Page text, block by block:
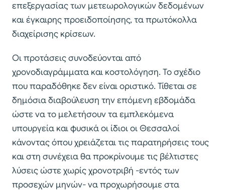
επεξεργασίας των μετεωρολογικών δεδομένων
και έγκαιρης προειδοποίησης, τα πρωτόκολλα
διαχείρισης κρίσεων.
Οι προτάσεις συνοδεύονται από
χρονοδιαγράμματα και κοστολόγηση. Το σχέδιο
που παραδόθηκε δεν είναι οριστικό. Τίθεται σε
δημόσια διαβούλευση την επόμενη εβδομάδα
ώστε να το μελετήσουν τα εμπλεκόμενα
υπουργεία και φυσικά οι ίδιοι οι Θεσσαλοί
κάνοντας όπου χρειάζεται τις παρατηρήσεις τους
και στη συνέχεια θα προκρίνουμε τις βέλτιστες
λύσεις ώστε χωρίς χρονοτριβή -εντός των
προσεχών μηνών- να προχωρήσουμε στα